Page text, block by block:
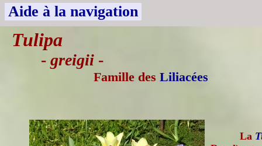
Aide à la navigation
Tulipa
- greigii -
Famille des Liliacées
La